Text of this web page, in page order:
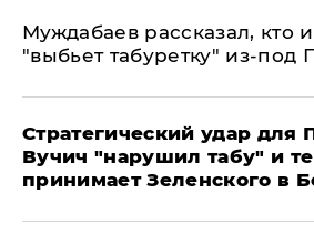
Муждабаев рассказал, кто
"выбьет табуретку" из-под
Стратегический удар для
Вучич "нарушил табу" и
принимает Зеленского в